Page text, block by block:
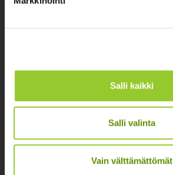
Salli kaikki
Salli valinta
Vain välttämättömät
Facebook
Instagram